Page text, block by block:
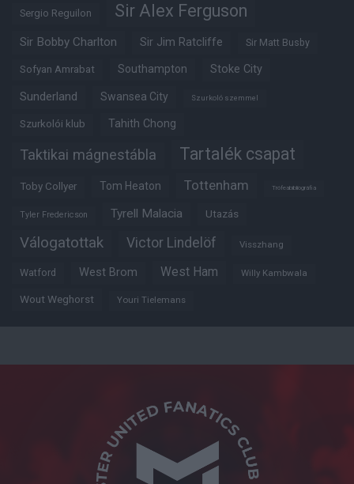
Sergio Reguilon Sir Alex Ferguson
Sir Bobby Charlton Sir Jim Ratcliffe Sir Matt Busby
Sofyan Amrabat Southampton Stoke City
Sunderland Swansea City Szurkoló szemmel
Szurkolói klub Tahith Chong
Taktikai mágnestábla Tartalék csapat
Toby Collyer Tom Heaton Tottenham Trófeabibliográfia
Tyler Fredericson Tyrell Malacia Utazás
Válogatottak Victor Lindelöf Visszhang
Watford West Brom West Ham Willy Kambwala
Wout Weghorst Youri Tielemans